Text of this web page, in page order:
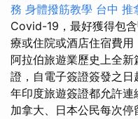
務 身體撥筋教學 台中 推
Covid-19，最好獲得包
療或住院或酒店住宿費
阿拉伯旅遊業歷史上全
證，自電子簽證簽發之
年印度旅遊簽證都允許連
加拿大、日本公民每次停